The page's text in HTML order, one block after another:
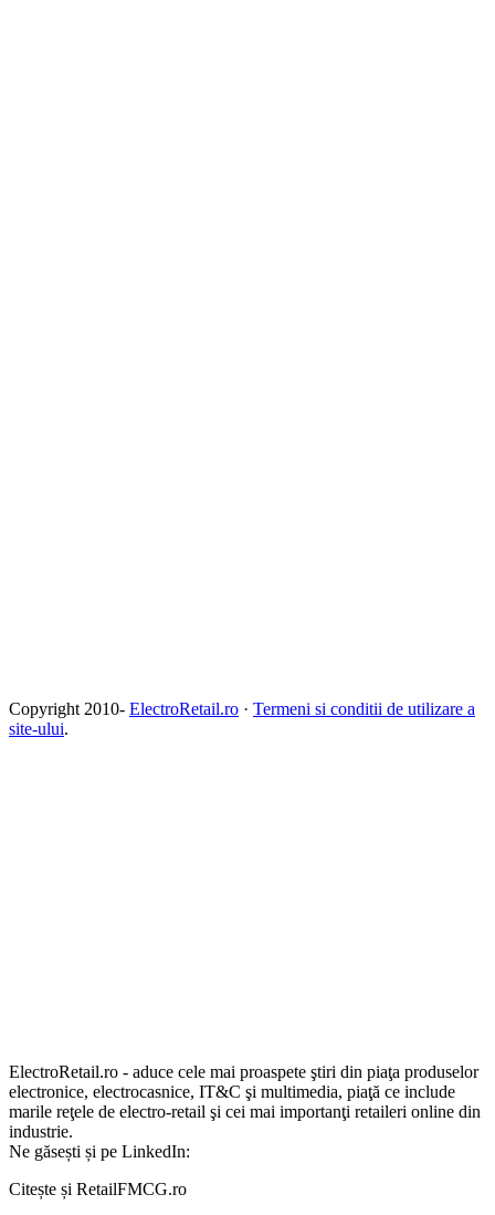
Copyright 2010- ElectroRetail.ro · Termeni si conditii de utilizare a
site-ului.
ElectroRetail.ro - aduce cele mai proaspete ştiri din piaţa produselor
electronice, electrocasnice, IT&C şi multimedia, piaţă ce include
marile reţele de electro-retail şi cei mai importanţi retaileri online din
industrie.
Ne găsești și pe LinkedIn:
Citește și RetailFMCG.ro